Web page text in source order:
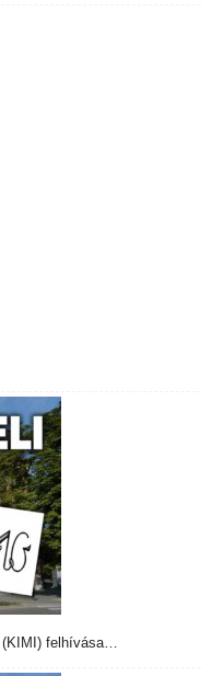
(KIMI) felhívása…